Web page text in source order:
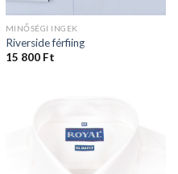
MINŐSÉGI INGEK
Riverside férfiing
15 800 Ft